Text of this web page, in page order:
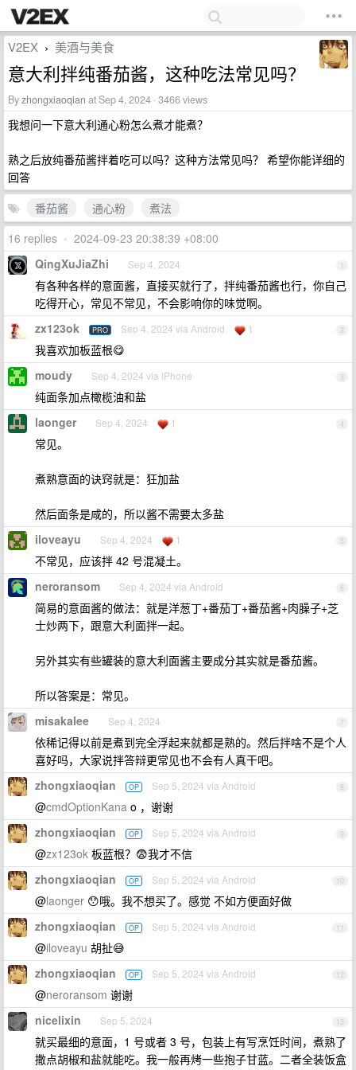
V2EX › 美酒与美食
意大利拌纯番茄酱，这种吃法常见吗？
Byzhongxiaoqian at Sep 4, 2024 · 3466 views
我想问一下意大利通心粉怎么煮才能煮？
熟之后放纯番茄酱拌着吃可以吗？这种方法常见吗？ 希望你能详细的
回答
番茄酱
通心粉
煮法
16 replies • 2024-09-23 20:38:39 +08:00
1
QingXuJiaZhi Sep 4, 2024
有各种各样的意面酱，直接买就行了，拌纯番茄酱也行，你自己
吃得开心，常见不常见，不会影响你的味觉啊。
2
zx123ok PRO Sep 4, 2024 via Android 1
我喜欢加板蓝根😋
3
moudy Sep 4, 2024 via iPhone
纯面条加点橄榄油和盐
4
laonger Sep 4, 2024 1
常见。
煮熟意面的诀窍就是：狂加盐
然后面条是咸的，所以酱不需要太多盐
5
iloveayu Sep 4, 2024 1
不常见，应该拌 42 号混凝土。
6
neroransom Sep 4, 2024 via Android
简易的意面酱的做法：就是洋葱丁+番茄丁+番茄酱+肉臊子+芝
士炒两下，跟意大利面拌一起。
另外其实有些罐装的意大利面酱主要成分其实就是番茄酱。
所以答案是：常见。
7
misakalee Sep 4, 2024
依稀记得以前是煮到完全浮起来就都是熟的。然后拌啥不是个人
喜好吗，大家说拌答辩更常见也不会有人真干吧。
8
zhongxiaoqian OP Sep 5, 2024 via Android
@cmdOptionKana o ，谢谢
9
zhongxiaoqian OP Sep 5, 2024 via Android
@zx123ok 板蓝根？😨我才不信
10
zhongxiaoqian OP Sep 5, 2024 via Android
@laonger 😯哦。我不想买了。感觉 不如方便面好做
11
zhongxiaoqian OP Sep 5, 2024 via Android
@iloveayu 胡扯😅
12
zhongxiaoqian OP Sep 5, 2024 via Android
@neroransom 谢谢
13
nicelixin Sep 5, 2024
就买最细的意面，1 号或者 3 号，包装上有写烹饪时间，煮熟了
撒点胡椒和盐就能吃。我一般再烤一些抱子甘蓝。二者全装饭盒